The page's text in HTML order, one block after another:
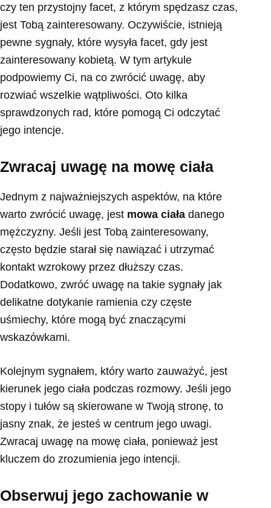
czy ten przystojny facet, z którym spędzasz czas,
jest Tobą zainteresowany. Oczywiście, istnieją
pewne sygnały, które wysyła facet, gdy jest
zainteresowany kobietą. W tym artykule
podpowiemy Ci, na co zwrócić uwagę, aby
rozwiać wszelkie wątpliwości. Oto kilka
sprawdzonych rad, które pomogą Ci odczytać
jego intencje.
Zwracaj uwagę na mowę ciała
Jednym z najważniejszych aspektów, na które
warto zwrócić uwagę, jest mowa ciała danego
mężczyzny. Jeśli jest Tobą zainteresowany,
często będzie starał się nawiązać i utrzymać
kontakt wzrokowy przez dłuższy czas.
Dodatkowo, zwróć uwagę na takie sygnały jak
delikatne dotykanie ramienia czy częste
uśmiechy, które mogą być znaczącymi
wskazówkami.
Kolejnym sygnałem, który warto zauważyć, jest
kierunek jego ciała podczas rozmowy. Jeśli jego
stopy i tułów są skierowane w Twoją stronę, to
jasny znak, że jesteś w centrum jego uwagi.
Zwracaj uwagę na mowę ciała, ponieważ jest
kluczem do zrozumienia jego intencji.
Obserwuj jego zachowanie w